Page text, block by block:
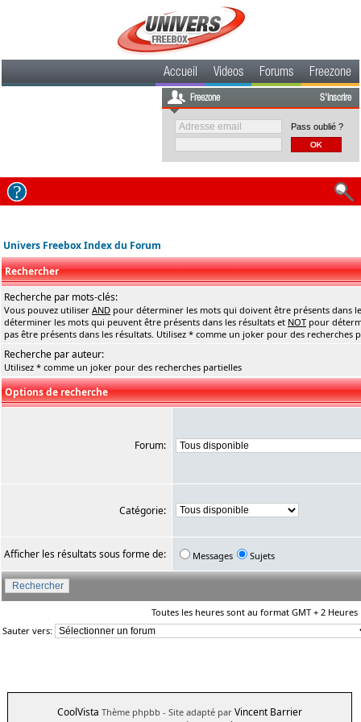
Accueil Videos Forums Freezone
Freezone S'inscrire
Pass oublié ?
Univers Freebox Index du Forum
Rechercher
Recherche par mots-clés:
Vous pouvez utiliser AND pour déterminer les mots qui doivent être présents dans
déterminer les mots qui peuvent être présents dans les résultats et NOT pour
pas être présents dans les résultats. Utilisez * comme un joker pour des recherches
Recherche par auteur:
Utilisez * comme un joker pour des recherches partielles
Options de recherche
Forum:
Catégorie:
Afficher les résultats sous forme de: Messages Sujets
Toutes les heures sont au format GMT + 2 Heures
Sauter vers:
CoolVista Thème phpbb - Site adapté par Vincent Barrier